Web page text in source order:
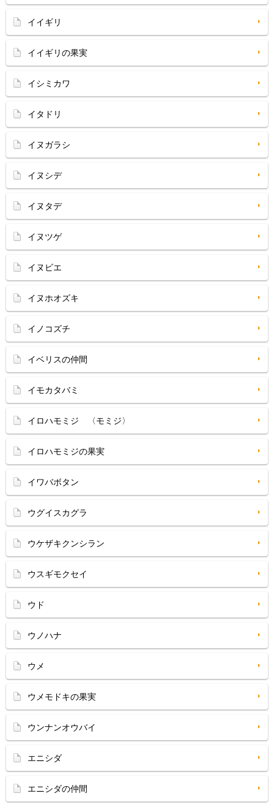
イイギリ
イイギリの果実
イシミカワ
イタドリ
イヌガラシ
イヌシデ
イヌタデ
イヌツゲ
イヌビエ
イヌホオズキ
イノコズチ
イベリスの仲間
イモカタバミ
イロハモミジ 〈モミジ〉
イロハモミジの果実
イワバボタン
ウグイスカグラ
ウケザキクンシラン
ウスギモクセイ
ウド
ウノハナ
ウメ
ウメモドキの果実
ウンナンオウバイ
エニシダ
エニシダの仲間